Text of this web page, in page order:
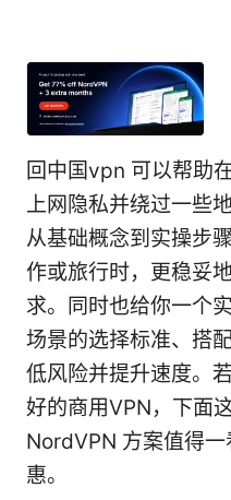
回中国vpn 可以帮助
上网隐私并绕过一些
从基础概念到实操步
作或旅行时，更稳妥
求。同时也给你一个
场景的选择标准、搭
低风险并提升速度。
好的商用VPN，下面
NordVPN 方案值得
惠。